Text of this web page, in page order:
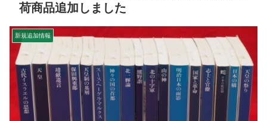
荷商品追加しました
新規追加情報